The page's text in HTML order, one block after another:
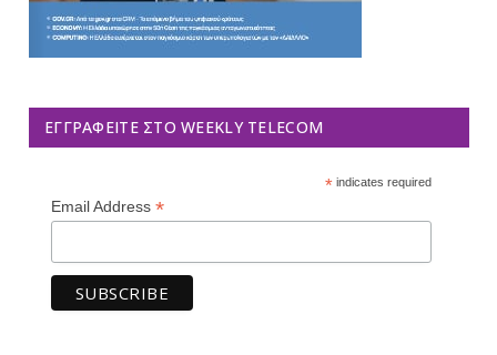
ΕΓΓΡΑΦΕΊΤΕ ΣΤΟ WEEKLY TELECOM
*indicates required
Email Address *